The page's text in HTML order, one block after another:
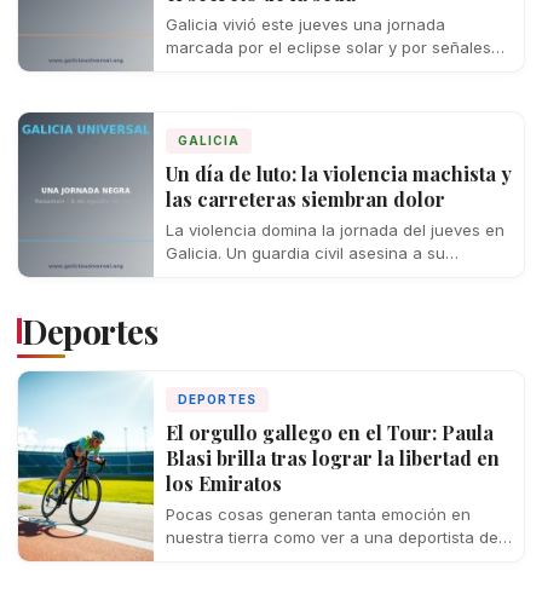
Galicia vivió este jueves una jornada
marcada por el eclipse solar y por señales
GALICIA
Un día de luto: la violencia machista y
las carreteras siembran dolor
La violencia domina la jornada del jueves en
Galicia. Un guardia civil asesina a su
Deportes
DEPORTES
El orgullo gallego en el Tour: Paula
Blasi brilla tras lograr la libertad en
los Emiratos
Pocas cosas generan tanta emoción en
nuestra tierra como ver a una deportista de